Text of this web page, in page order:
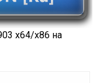
x64/x86 на